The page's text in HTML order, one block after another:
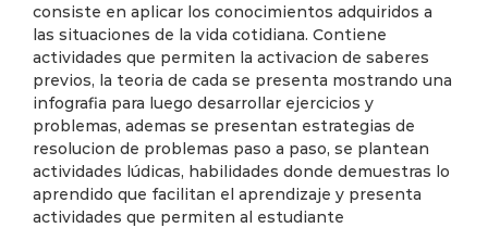
consiste en aplicar los conocimientos adquiridos a
las situaciones de la vida cotidiana. Contiene
actividades que permiten la activacion de saberes
previos, la teoria de cada se presenta mostrando una
infografia para luego desarrollar ejercicios y
problemas, ademas se presentan estrategias de
resolucion de problemas paso a paso, se plantean
actividades lúdicas, habilidades donde demuestras lo
aprendido que facilitan el aprendizaje y presenta
actividades que permiten al estudiante